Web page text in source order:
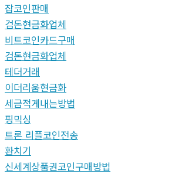
잡코인판매
검돈현금화업체
비트코인카드구매
검돈현금화업체
테더거래
이더리움현금화
세금적게내는방법
핑믹싱
트론 리플코인전송
환치기
신세계상품권코인구매방법